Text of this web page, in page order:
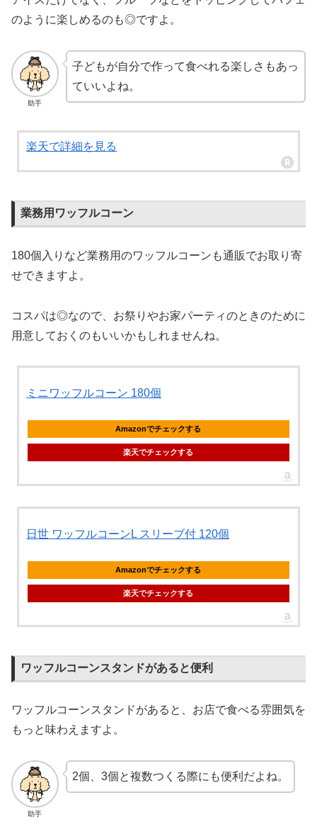
のように楽しめるのも◎ですよ。
助手
子どもが自分で作って食べれる楽しさもあっ
ていいよね。
楽天で詳細を見る
業務用ワッフルコーン
180個入りなど業務用のワッフルコーンも通販でお取り寄
せできますよ。
コスパは◎なので、お祭りやお家パーティのときのために
用意しておくのもいいかもしれませんね。
ミニワッフルコーン 180個
Amazonでチェックする
楽天でチェックする
日世 ワッフルコーンL スリーブ付 120個
Amazonでチェックする
楽天でチェックする
ワッフルコーンスタンドがあると便利
ワッフルコーンスタンドがあると、お店で食べる雰囲気を
もっと味わえますよ。
助手
2個、3個と複数つくる際にも便利だよね。